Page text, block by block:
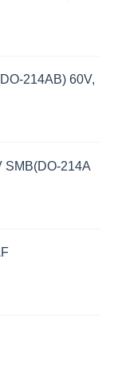
214AB) 60V,
SMB(DO-214A